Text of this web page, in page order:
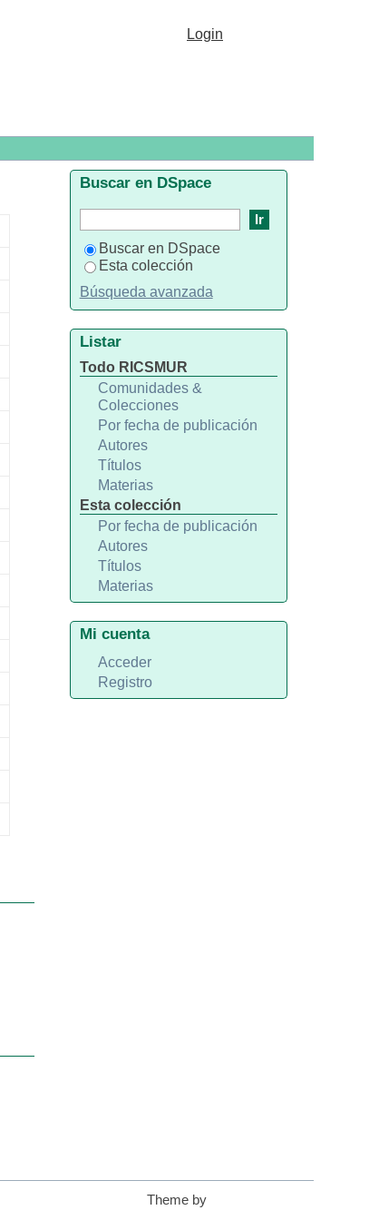
Login
Buscar en DSpace
Buscar en DSpace
Esta colección
Búsqueda avanzada
Listar
Todo RICSMUR
Comunidades &
Colecciones
Por fecha de publicación
Autores
Títulos
Materias
Esta colección
Por fecha de publicación
Autores
Títulos
Materias
Mi cuenta
Acceder
Registro
Theme by